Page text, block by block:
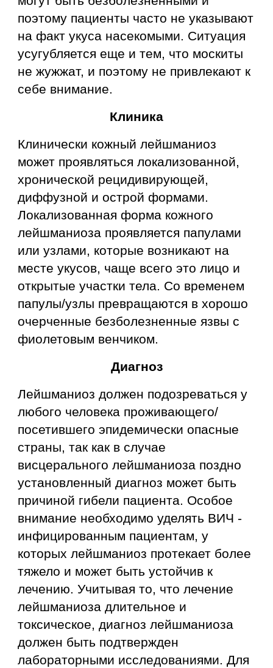
поэтому пациенты часто не указывают
на факт укуса насекомыми. Ситуация
усугубляется еще и тем, что москиты
не жужжат, и поэтому не привлекают к
себе внимание.
Клиника
Клинически кожный лейшманиоз
может проявляться локализованной,
хронической рецидивирующей,
диффузной и острой формами.
Локализованная форма кожного
лейшманиоза проявляется папулами
или узлами, которые возникают на
месте укусов, чаще всего это лицо и
открытые участки тела. Со временем
папулы/узлы превращаются в хорошо
очерченные безболезненные язвы с
фиолетовым венчиком.
Диагноз
Лейшманиоз должен подозреваться у
любого человека проживающего/
посетившего эпидемически опасные
страны, так как в случае
висцерального лейшманиоза поздно
установленный диагноз может быть
причиной гибели пациента. Особое
внимание необходимо уделять ВИЧ -
инфицированным пациентам, у
которых лейшманиоз протекает более
тяжело и может быть устойчив к
лечению. Учитывая то, что лечение
лейшманиоза длительное и
токсическое, диагноз лейшманиоза
должен быть подтвержден
лабораторными исследованиями. Для